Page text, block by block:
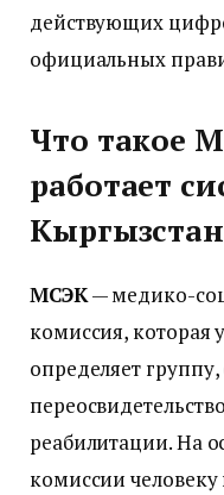
действующих
официальных
Что такое
работает
МСЭК— медико-
комиссия, которая
определяет группу,
реабилитации. На
комиссии